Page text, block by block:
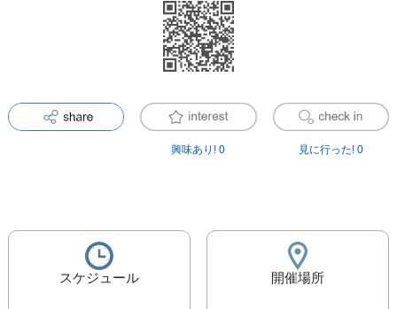
興味あり! 0 見に行った! 0
スケジュール 開催場所